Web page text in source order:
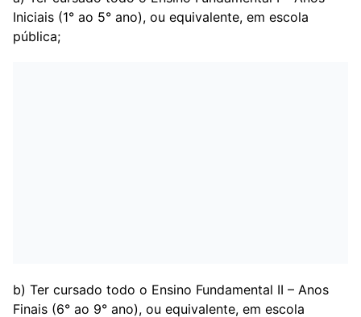
Iniciais (1° ao 5° ano), ou equivalente, em escola
pública;
b) Ter cursado todo o Ensino Fundamental II – Anos
Finais (6° ao 9° ano), ou equivalente, em escola